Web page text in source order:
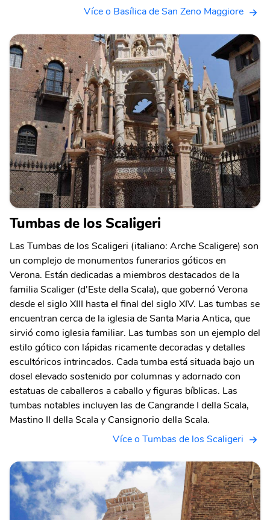
Více o Basílica de San Zeno Maggiore
Tumbas de los Scaligeri
Las Tumbas de los Scaligeri (italiano: Arche Scaligere) son
un complejo de monumentos funerarios góticos en
Verona. Están dedicadas a miembros destacados de la
familia Scaliger (d'Este della Scala), que gobernó Verona
desde el siglo XIII hasta el final del siglo XIV. Las tumbas se
encuentran cerca de la iglesia de Santa Maria Antica, que
sirvió como iglesia familiar. Las tumbas son un ejemplo del
estilo gótico con lápidas ricamente decoradas y detalles
escultóricos intrincados. Cada tumba está situada bajo un
dosel elevado sostenido por columnas y adornado con
estatuas de caballeros a caballo y figuras bíblicas. Las
tumbas notables incluyen las de Cangrande I della Scala,
Mastino II della Scala y Cansignorio della Scala.
Více o Tumbas de los Scaligeri